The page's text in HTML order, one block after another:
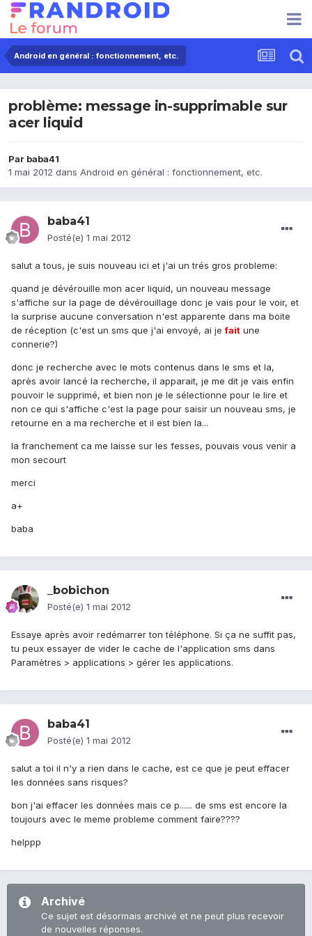
Android en général : fonctionnement, etc.
problème: message in-supprimable sur
acer liquid
Par baba41
1 mai 2012 dans Android en général : fonctionnement, etc.
baba41
Posté(e) 1 mai 2012
salut a tous, je suis nouveau ici et j'ai un trés gros probleme:
quand je dévérouille mon acer liquid, un nouveau message
s'affiche sur la page de dévérouillage donc je vais pour le voir, et
la surprise aucune conversation n'est apparente dans ma boite
de réception (c'est un sms que j'ai envoyé, ai jefait une
connerie?)
donc je recherche avec le mots contenus dans le sms et la,
après avoir lancé la recherche, il apparait, je me dit je vais enfin
pouvoir le supprimé, et bien non je le sélectionne pour le lire et
non ce qui s'affiche c'est la page pour saisir un nouveau sms, je
retourne en a ma recherche et il est bien la...
la franchement ca me laisse sur les fesses, pouvais vous venir a
mon secourt
merci
a+
baba
_bobichon
Posté(e) 1 mai 2012
Essaye après avoir redémarrer ton téléphone. Si ça ne suffit pas,
tu peux essayer de vider le cache de l'application sms dans
Paramètres > applications > gérer les applications.
baba41
Posté(e) 1 mai 2012
salut a toi il n'y a rien dans le cache, est ce que je peut effacer
les données sans risques?
bon j'ai effacer les données mais ce p...... de sms est encore la
toujours avec le meme probleme comment faire????
helppp
Archivé
Ce sujet est désormais archivé et ne peut plus recevoir
de nouvelles réponses.